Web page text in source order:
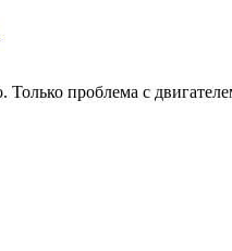
Только проблема с